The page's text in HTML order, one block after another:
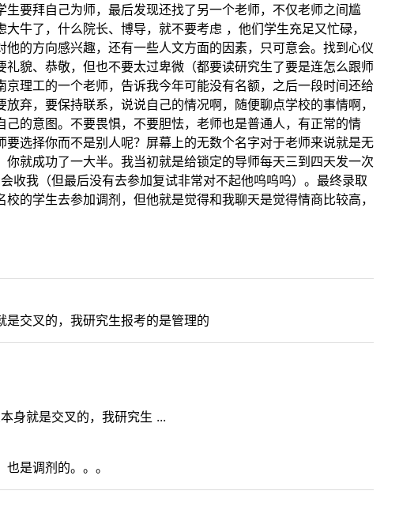
要拜自己为师，最后发现还找了另一个老师，不仅老师之间尴
牛了，什么院长、博导，就不要考虑 ，他们学生充足又忙碌，
的方向感兴趣，还有一些人文方面的因素，只可意会。找到心仪
貌、恭敬，但也不要太过卑微（都要读研究生了要是连怎么跟师
理工的一个老师，告诉我今年可能没有名额，之后一段时间还给
弃，要保持联系，说说自己的情况啊，随便聊点学校的事情啊，
的意图。不要畏惧，不要胆怯，老师也是普通人，有正常的情
选择你而不是别人呢？屏幕上的无数个名字对于老师来说就是无
就成功了一大半。我当初就是给锁定的导师每天三到四天发一次
收我（但最后没有去参加复试非常对不起他呜呜呜）。最终录取
的学生去参加调剂，但他就是觉得和我聊天是觉得情商比较高，
交叉的，我研究生报考的是管理的
身就是交叉的，我研究生 ...
是调剂的。。。